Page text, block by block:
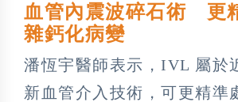
血管內震波碎石術 更
雜鈣化病變
潘恆宇醫師表示，IVL 屬於
新血管介入技術，可更精準